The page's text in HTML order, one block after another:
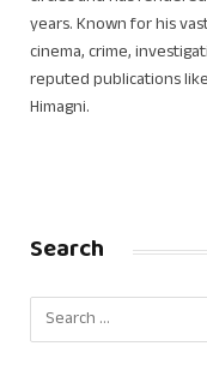
years. Known for his
cinema, crime,
reputed publications
Himagni.
Search